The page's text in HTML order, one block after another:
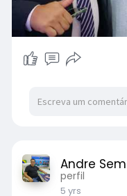
Andre
perfil
5 yrs